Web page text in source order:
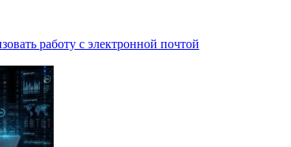
работу с электронной почтой